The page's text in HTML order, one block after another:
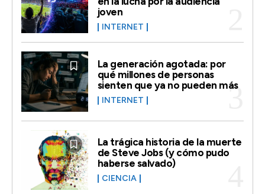
joven
INTERNET
La generación agotada: por
qué millones de personas
sienten que ya no pueden más
INTERNET
La trágica historia de la muerte
de Steve Jobs (y cómo pudo
haberse salvado)
CIENCIA